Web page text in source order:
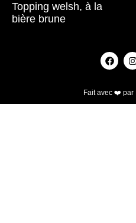
Topping welsh, à la
bière brune
Fait avec ❤️ par